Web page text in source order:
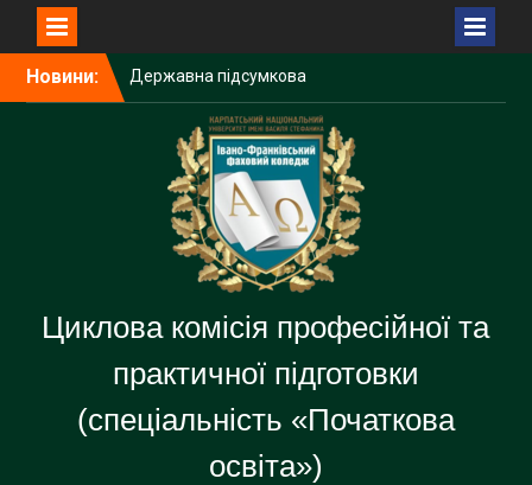
Новини:
Державна підсумкова
атестація — важливий
крок до професійного
становлення
Державна підсумкова
атестація
Засідання циклової комісії
Циклова комісія професійної та
практичної підготовки
(спеціальність «Початкова
освіта»)